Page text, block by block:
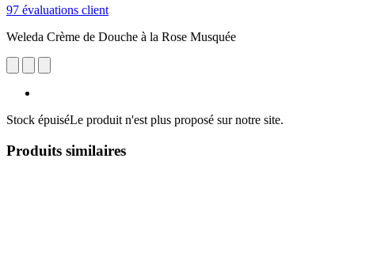
97 évaluations client
Weleda Crème de Douche à la Rose Musquée
Stock épuiséLe produit n'est plus proposé sur notre site.
Produits similaires